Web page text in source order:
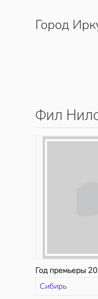
Перейти к
Город
Фил
Год премьеры
Сибирь